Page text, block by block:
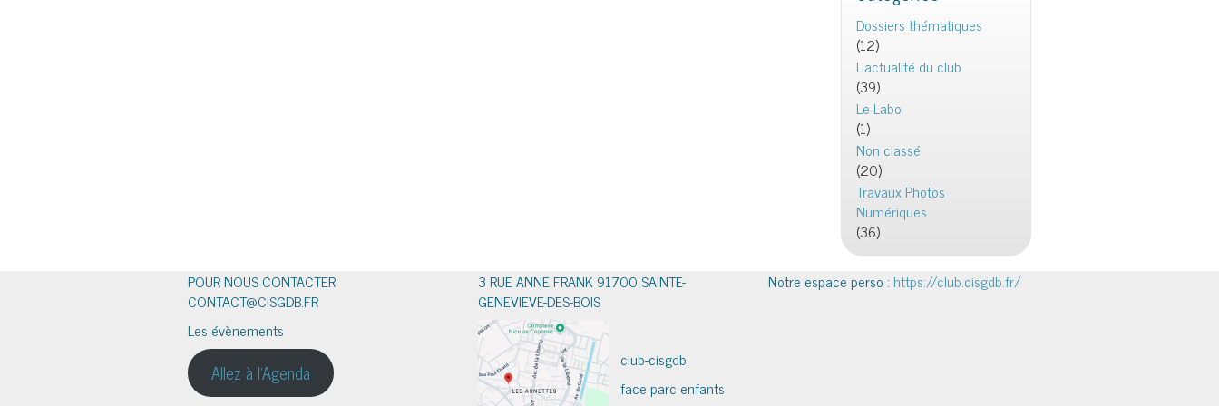
Dossiers thématiques
(12)
L'actualité du club
(39)
Le Labo
(1)
Non classé
(20)
Travaux Photos
Numériques
(36)
POUR NOUS CONTACTER
CONTACT@CISGDB.FR
Les évènements
Allez à l'Agenda
3 RUE ANNE FRANK 91700 SAINTE-
GENEVIEVE-DES-BOIS
club-cisgdb
face parc enfants
Notre espace perso : https://club.cisgdb.fr/